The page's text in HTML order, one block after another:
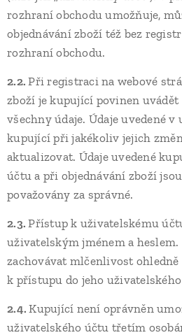
rozhraní obchodu umožňuje,
objednávání zboží též bez
rozhraní obchodu.
2.2.Při registraci na webové
zboží je kupující povinen uvádět
všechny údaje. Údaje uvedené
kupující při jakékoliv jejich
aktualizovat. Údaje uvedené
účtu a při objednávání zboží
považovány za správné.
2.3.Přístup k uživatelskému
uživatelským jménem a
zachovávat mlčenlivost
k přístupu do jeho
2.4.Kupující není oprávněn
uživatelského účtu třetím